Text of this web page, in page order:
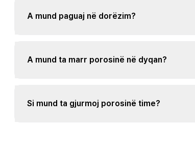
A mund paguaj në dorëzim?
A mund ta marr porosinë në dyqan?
Si mund ta gjurmoj porosinë time?